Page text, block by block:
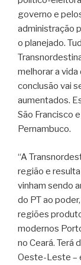
governo e
administração
o planejado.
melhorar a
conclusão vai
aumentados.
São Francisco
Pernambuco.
“A
região e
vinham sendo
do PT ao
regiões
modernos
no Ceará. Terá
Oeste-Leste –